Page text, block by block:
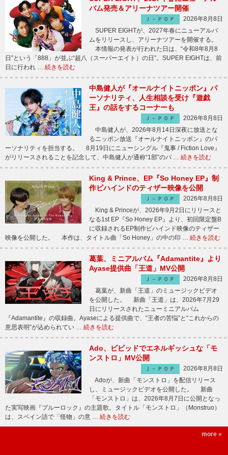
バム発売＆アリーナツアー開催
Ｊ－ＰＯＰ
2026年8月8日
SUPER EIGHTが、2027年春にニューアルバ
ムをリリースし、アリーナツアーを開催する。
本情報の発表が行われた日は、“令和8年8月8
日”という「888」が並ぶ“超八（スーパーエイト）の日”。SUPER EIGHTは、前
日に行われ … 続きを読む
中島健人が『オールナイトニッポン』パ
ーソナリティ、人生相談を受け『遊戯
王』の話をするコーナーも
Ｊ－ＰＯＰ
2026年8月8日
中島健人が、2026年8月14日深夜に放送とな
るニッポン放送『オールナイトニッポン』のパ
ーソナリティを担当する。 8月19日にニューシングル『鬼事 / Fiction Love』
がリリースされることを記念して、中島健人が通称“1部”のパ … 続きを読む
King & Prince、EP『So Honey EP』制
作ビハインドのティザー映像を公開
Ｊ－ＰＯＰ
2026年8月8日
King & Princeが、2026年9月2日にリリースと
なる1st EP『So Honey EP』より、初回限定盤B
に収録されるEP制作ビハインド映像のティザー
映像を公開した。 本作は、タイトル曲「So Honey」の中の印 … 続きを読む
葛葉、ミニアルバム『Adamantite』より
Ayase提供曲「王道」MV公開
Ｊ－ＰＯＰ
2026年8月8日
葛葉が、新曲「王道」のミュージックビデオ
を公開した。 新曲「王道」は、2026年7月29
日にリリースされたニューミニアルバム
『Adamantite』の収録曲。Ayaseによる提供曲で、“王者の苦悩”と“これからの
意思表明”が込められてい … 続きを読む
Ado、ビビッドでエネルギッシュな「モ
ンストロ」MV公開
Ｊ－ＰＯＰ
2026年8月8日
Adoが、新曲「モンストロ」を配信リリース
し、ミュージックビデオを公開した。 新曲
「モンストロ」は、2026年8月7日に公開となっ
た実写映画『ブルーロック』の主題歌。タイトル「モンストロ」（Monstruo）
は、スペイン語で「怪物」の意 … 続きを読む
more »